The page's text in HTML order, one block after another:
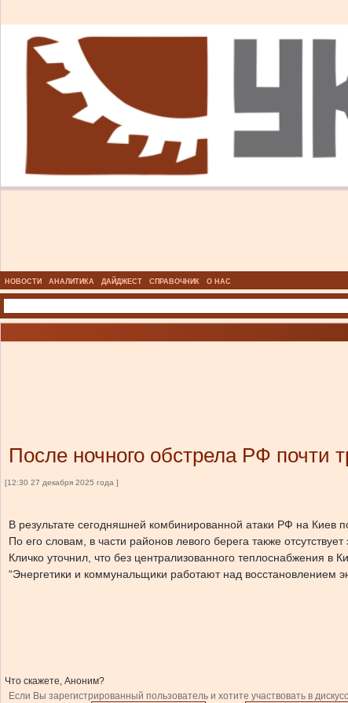
НОВОСТИ АНАЛИТИКА ДАЙДЖЕСТ СПРАВОЧНИК О НАС
После ночного обстрела РФ почти
[12:30 27 декабря 2025 года ]
В результате сегодняшней комбинированной атаки РФ на Киев
По его словам, в части районов левого берега также отсутствует
Кличко уточнил, что без централизованного теплоснабжения
“Энергетики и коммунальщики работают над восстановлением
Что скажете, Аноним?
Если Вы зарегистрированный пользователь и хотите участвовать в